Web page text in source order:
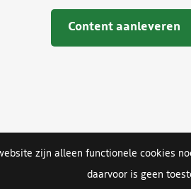
Content aanleveren
zijn alleen functionele cookies
daarvoor is geen